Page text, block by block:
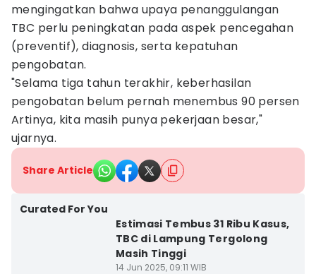
mengingatkan bahwa upaya penanggulangan
TBC perlu peningkatan pada aspek pencegahan
(preventif), diagnosis, serta kepatuhan
pengobatan.
"Selama tiga tahun terakhir, keberhasilan
pengobatan belum pernah menembus 90 persen
Artinya, kita masih punya pekerjaan besar,"
ujarnya.
Share Article
Curated For You
Estimasi Tembus 31 Ribu Kasus,
TBC di Lampung Tergolong
Masih Tinggi
14 Jun 2025, 09:11 WIB